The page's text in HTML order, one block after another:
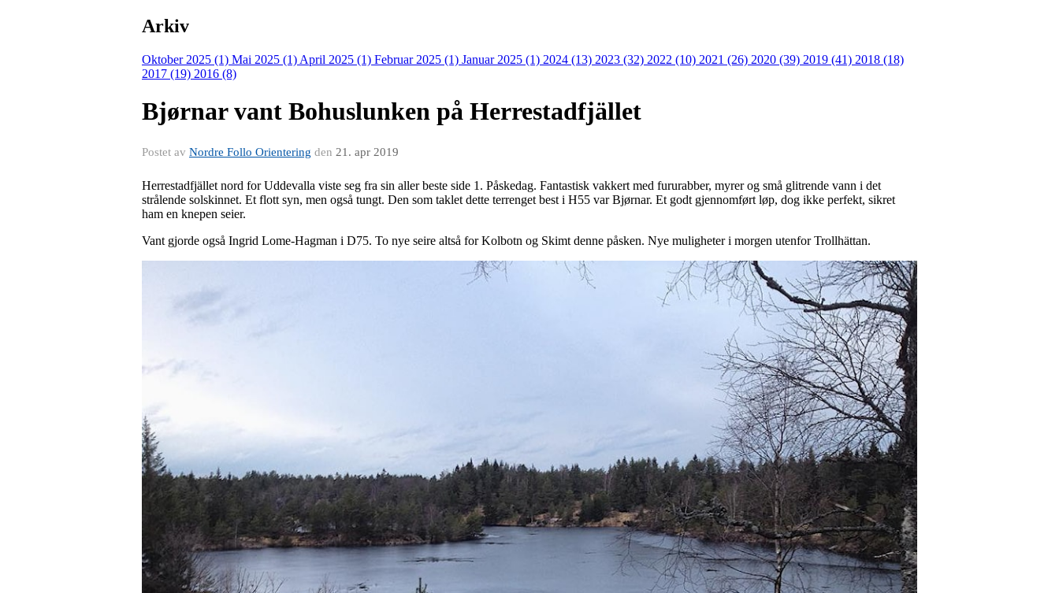
Arkiv
Oktober 2025 (1) Mai 2025 (1) April 2025 (1) Februar 2025 (1) Januar 2025 (1) 2024 (13) 2023 (32) 2022 (10) 2021 (26) 2020 (39) 2019 (41) 2018 (18)
2017 (19) 2016 (8)
Bjørnar vant Bohuslunken på Herrestadfjället
Postet av Nordre Follo Orientering den 21. apr 2019
Herrestadfjället nord for Uddevalla viste seg fra sin aller beste side 1. Påskedag. Fantastisk vakkert med fururabber, myrer og små glitrende vann i det
strålende solskinnet. Et flott syn, men også tungt. Den som taklet dette terrenget best i H55 var Bjørnar. Et godt gjennomført løp, dog ikke perfekt, sikret
ham en knepen seier.
Vant gjorde også Ingrid Lome-Hagman i D75. To nye seire altså for Kolbotn og Skimt denne påsken. Nye muligheter i morgen utenfor Trollhättan.